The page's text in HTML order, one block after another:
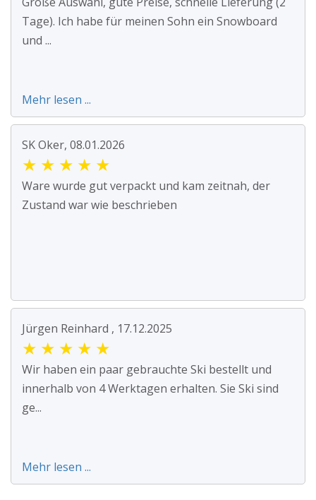
Tage). Ich habe für meinen Sohn ein Snowboard
und ...
Mehr lesen ...
SK Oker, 08.01.2026
★ ★ ★ ★ ★
Ware wurde gut verpackt und kam zeitnah, der
Zustand war wie beschrieben
Jürgen Reinhard , 17.12.2025
★ ★ ★ ★ ★
Wir haben ein paar gebrauchte Ski bestellt und
innerhalb von 4 Werktagen erhalten. Sie Ski sind
ge...
Mehr lesen ...